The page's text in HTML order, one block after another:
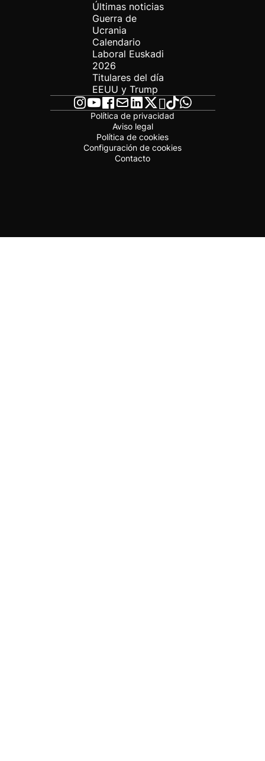
Últimas noticias
Guerra de
Ucrania
Calendario
Laboral Euskadi
2026
Titulares del día
EEUU y Trump
Política de privacidad
Aviso legal
Política de cookies
Configuración de cookies
Contacto